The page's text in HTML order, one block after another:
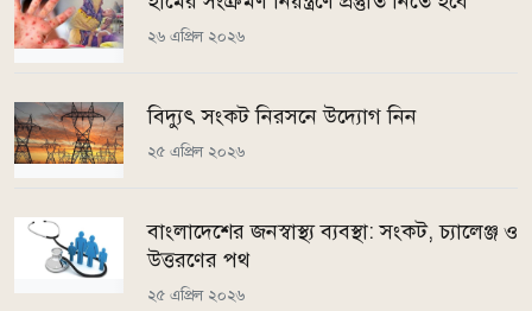
২৬ এপ্রিল ২০২৬
বিদ্যুৎ সংকট নিরসনে উদ্যোগ নিন
২৫ এপ্রিল ২০২৬
বাংলাদেশের জনস্বাস্থ্য ব্যবস্থা: সংকট, চ্যালেঞ্জ ও
উত্তরণের পথ
২৫ এপ্রিল ২০২৬